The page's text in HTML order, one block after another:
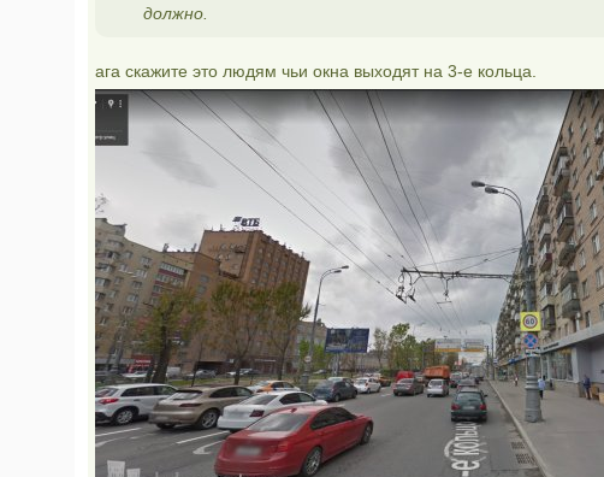
должно.
ага скажите это людям чьи окна выходят на 3-е кольца.